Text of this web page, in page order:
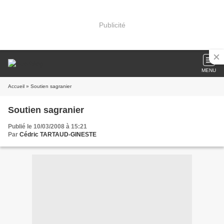
Publicité
MENU
Accueil » Soutien sagranier
Soutien sagranier
Publié le 10/03/2008 à 15:21
Par Cédric TARTAUD-GINESTE